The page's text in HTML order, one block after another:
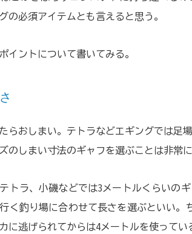
の必須アイテムとも言えると思う 。
イントについて書いてみる。
らおしまい。テトラなどエギングでは足
のしまい寸法のギャフを選ぶことは非常に
トラ、小磯などでは3メートルくらいの
く釣り場に合わせて長さを選ぶといい
に逃げられてからは4メートルを使ってい